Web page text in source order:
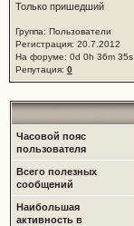
Только пришедший
Группа: Пользователи
Регистрация: 20.7.2012
На форуме: 0d 0h 36m 35s
Репутация: 0
Часовой пояс
пользователя
Всего полезных
сообщений
Наибольшая
активность в